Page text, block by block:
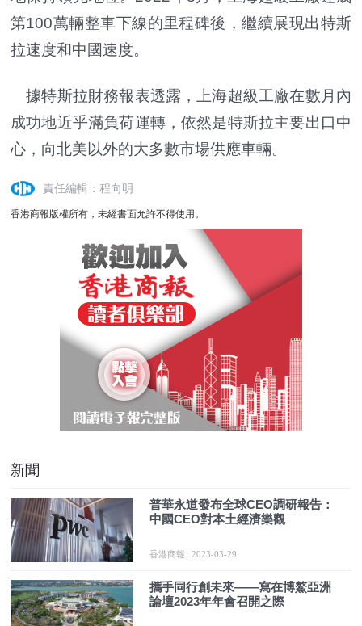
第100萬輛整車下線的里程碑後，繼續展現出特斯
拉速度和中國速度。
據特斯拉財務報表透露，上海超級工廠在數月內
成功地近乎滿負荷運轉，依然是特斯拉主要出口中
心，向北美以外的大多數市場供應車輛。
責任編輯：程向明
香港商報版權所有，未經書面允許不得使用。
新聞
普華永道發布全球CEO調研報告：
中國CEO對本土經濟樂觀
香港商報 2023-03-29
攜手同行創未來——寫在博鰲亞洲
論壇2023年年會召開之際